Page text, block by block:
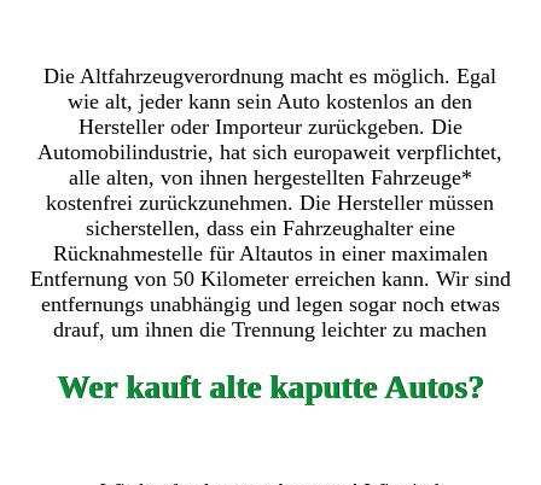
Die Altfahrzeugverordnung macht es möglich. Egal
wie alt, jeder kann sein Auto kostenlos an den
Hersteller oder Importeur zurückgeben. Die
Automobilindustrie, hat sich europaweit verpflichtet,
alle alten, von ihnen hergestellten Fahrzeuge*
kostenfrei zurückzunehmen. Die Hersteller müssen
sicherstellen, dass ein Fahrzeughalter eine
Rücknahmestelle für Altautos in einer maximalen
Entfernung von 50 Kilometer erreichen kann. Wir sind
entfernungs unabhängig und legen sogar noch etwas
drauf, um ihnen die Trennung leichter zu machen
Wer kauft alte kaputte Autos?